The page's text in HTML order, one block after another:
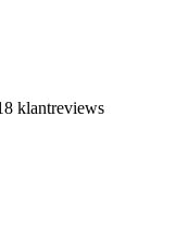
klantreviews